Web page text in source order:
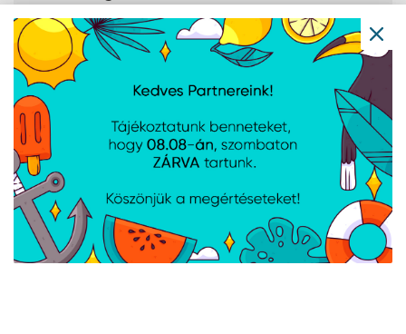
modell
rendelkezésre
Jellemzők
A PCI Expressz
sávok maximális
száma
PCI-expressz
csatlakozók
verziója
PCI Express
konfigurációk
1x16+1x4;2x8+1x4